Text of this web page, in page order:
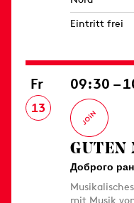
Eintritt frei
Fr
13
09:30 –
GUTEN
Доброго